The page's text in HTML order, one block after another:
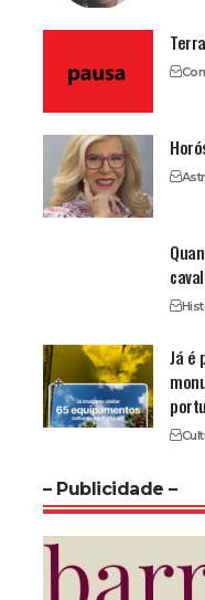
Já é
– Publicidade –